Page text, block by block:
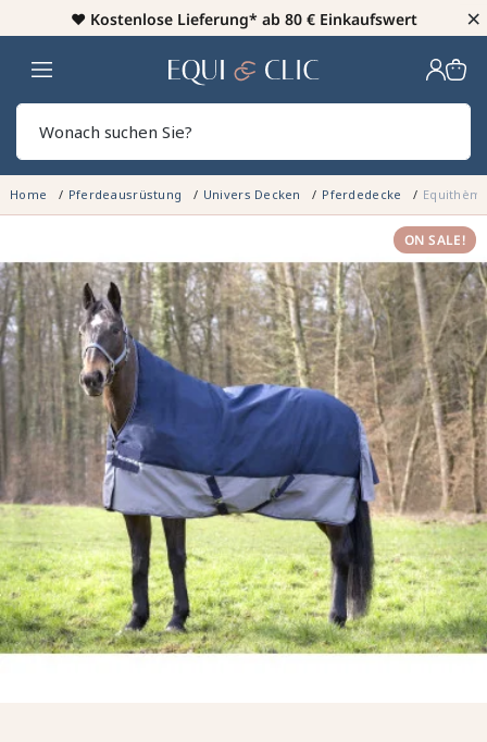
♥️ Kostenlose Lieferung* ab 80 € Einkaufswert ×
Heim
Home Pferdeausrüstung Univers Decken Pferdedecke
ON SALE!